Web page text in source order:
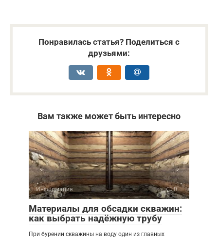
Понравилась статья? Поделиться с
друзьями:
Вам также может быть интересно
Информация 0
Материалы для обсадки скважин:
как выбрать надёжную трубу
При бурении скважины на воду один из главных